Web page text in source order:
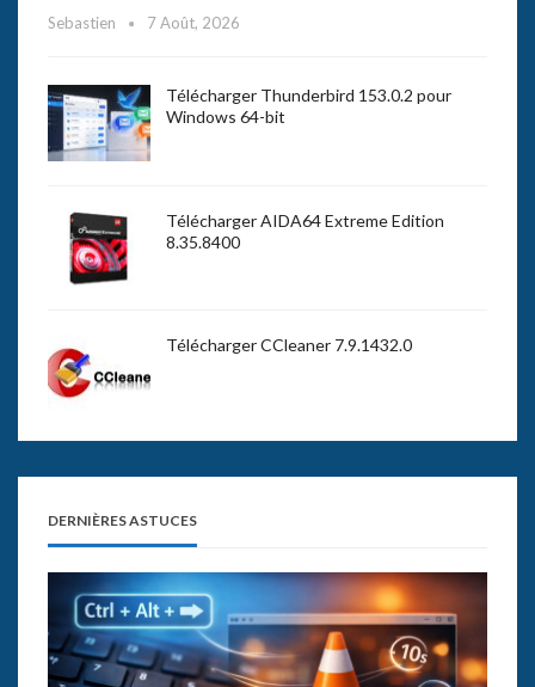
Sebastien 7 Août, 2026
Télécharger Thunderbird 153.0.2 pour
Windows 64-bit
Télécharger AIDA64 Extreme Edition
8.35.8400
Télécharger CCleaner 7.9.1432.0
DERNIÈRES ASTUCES